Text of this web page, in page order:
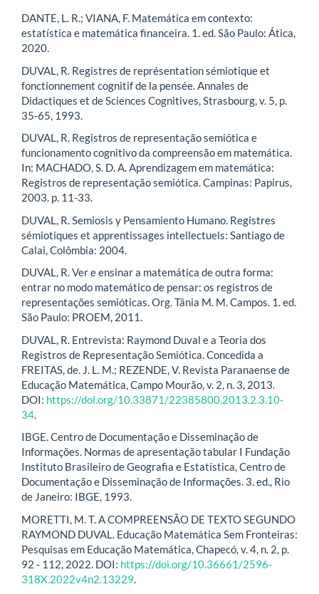
DANTE, L. R.; VIANA, F. Matemática em contexto:
estatística e matemática financeira. 1. ed. São Paulo: Ática,
2020.
DUVAL, R. Registres de représentation sémiotique et
fonctionnement cognitif de la pensée. Annales de
Didactiques et de Sciences Cognitives, Strasbourg, v. 5, p.
35-65, 1993.
DUVAL, R. Registros de representação semiótica e
funcionamento cognitivo da compreensão em matemática.
In: MACHADO, S. D. A. Aprendizagem em matemática:
Registros de representação semiótica. Campinas: Papirus,
2003. p. 11-33.
DUVAL, R. Semiosis y Pensamiento Humano. Registres
sémiotiques et apprentissages intellectuels: Santiago de
Calai, Colômbia: 2004.
DUVAL, R. Ver e ensinar a matemática de outra forma:
entrar no modo matemático de pensar: os registros de
representações semióticas. Org. Tânia M. M. Campos. 1. ed.
São Paulo: PROEM, 2011.
DUVAL, R. Entrevista: Raymond Duval e a Teoria dos
Registros de Representação Semiótica. Concedida a
FREITAS, de. J. L. M.; REZENDE, V. Revista Paranaense de
Educação Matemática, Campo Mourão, v. 2, n. 3, 2013.
DOI: https://doi.org/10.33871/22385800.2013.2.3.10-
34
IBGE. Centro de Documentação e Disseminação de
Informações. Normas de apresentação tabular I Fundação
Instituto Brasileiro de Geografia e Estatística, Centro de
Documentação e Disseminação de Informações. 3. ed., Rio
de Janeiro: IBGE, 1993.
MORETTI, M. T. A COMPREENSÃO DE TEXTO SEGUNDO
RAYMOND DUVAL. Educação Matemática Sem Fronteiras:
Pesquisas em Educação Matemática, Chapecó, v. 4, n. 2, p.
92 - 112, 2022. DOI: https://doi.org/10.36661/2596-
318X.2022v4n2.13229